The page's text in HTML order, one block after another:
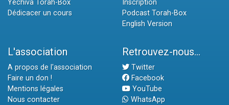
Yéchiva Torah-Box
Dédicacer un cours
Inscription
Podcast Torah-Box
English Version
L'association
A propos de l'association
Faire un don !
Mentions légales
Nous contacter
Retrouvez-nous...
Twitter
Facebook
YouTube
WhatsApp